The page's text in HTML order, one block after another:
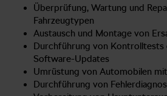
Überprüfung, Wartung und
Fahrzeugtypen
Austausch und Montage von
Durchführung von Kontrolltests
Software-Updates
Umrüstung von Automobilen
Durchführung von